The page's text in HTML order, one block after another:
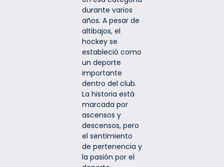
durante varios
años. A pesar de
altibajos, el
hockey se
estableció como
un deporte
importante
dentro del club.
La historia está
marcada por
ascensos y
descensos, pero
el sentimiento
de pertenencia y
la pasión por el